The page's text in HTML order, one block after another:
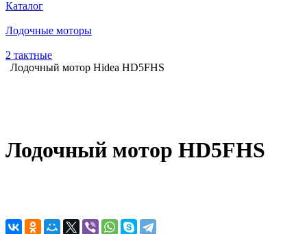
Каталог
Лодочные моторы
2 тактные
Лодочный мотор Hidea HD5FHS
Лодочный мотор HD5FHS